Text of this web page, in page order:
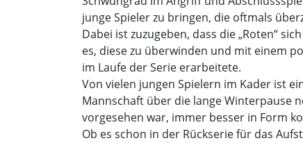
junge Spieler zu bringen, die oftmals
Dabei ist zuzugeben, dass die „Roten“
es, diese zu überwinden und mit einem
im Laufe der Serie erarbeitete.
Von vielen jungen Spielern im Kader ist
Mannschaft über die lange Winterpause
vorgesehen war, immer besser in Form
Ob es schon in der Rückserie für das